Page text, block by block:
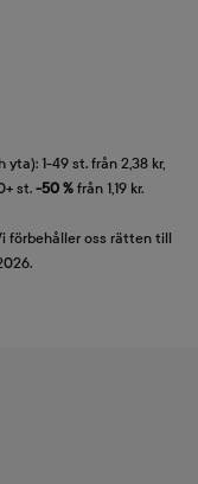
1-49 st. från 2,38 kr,
st. -50 % från 1,19 kr.
förbehåller oss rätten till